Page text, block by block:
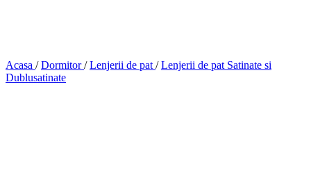
Acasa / Dormitor/ Lenjerii de pat / Lenjerii de pat Satinate si
Dublusatinate